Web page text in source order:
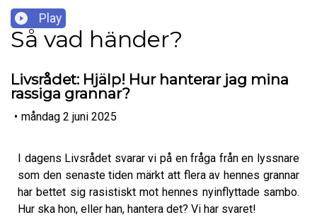
Play
Så vad händer?
Livsrådet: Hjälp! Hur hanterar jag mina
rassiga grannar?
• måndag 2 juni 2025
I dagens Livsrådet svarar vi på en fråga från en lyssnare
som den senaste tiden märkt att flera av hennes grannar
har bettet sig rasistiskt mot hennes nyinflyttade sambo.
Hur ska hon, eller han, hantera det? Vi har svaret!